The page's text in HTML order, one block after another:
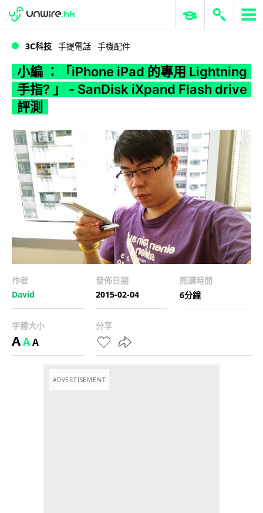
WWDC 2026 ERP 與商業 AI
3C科技 手提電話 手機配件
小編 ：「iPhone iPad 的專用 Lightning
手指? 」 - SanDisk iXpand Flash drive
評測
作者
David
發佈日期
2015-02-04
閱讀時間
6分鐘
字體大小
AAA
分享
ADVERTISEMENT